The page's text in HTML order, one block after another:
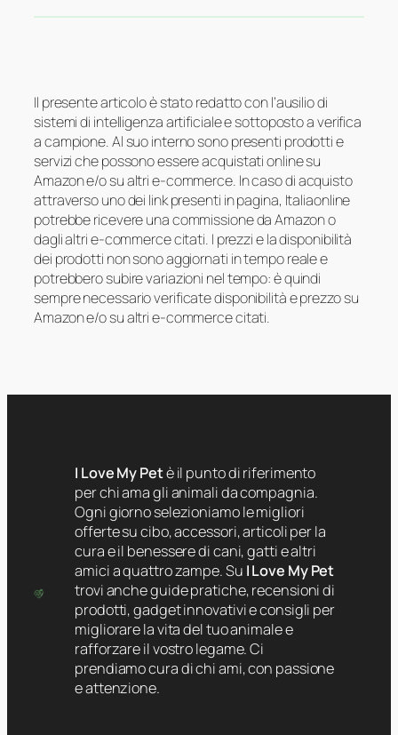
Il presente articolo è stato redatto con l’ausilio di
sistemi di intelligenza artificiale e sottoposto a verifica
a campione. Al suo interno sono presenti prodotti e
servizi che possono essere acquistati online su
Amazon e/o su altri e-commerce. In caso di acquisto
attraverso uno dei link presenti in pagina, Italiaonline
potrebbe ricevere una commissione da Amazon o
dagli altri e-commerce citati. I prezzi e la disponibilità
dei prodotti non sono aggiornati in tempo reale e
potrebbero subire variazioni nel tempo: è quindi
sempre necessario verificate disponibilità e prezzo su
Amazon e/o su altri e-commerce citati.
I Love My Petè il punto di riferimento
per chi ama gli animali da compagnia.
Ogni giorno selezioniamo le migliori
offerte su cibo, accessori, articoli per la
cura e il benessere di cani, gatti e altri
amici a quattro zampe. Su I Love My Pet
trovi anche guide pratiche, recensioni di
prodotti, gadget innovativi e consigli per
migliorare la vita del tuo animale e
rafforzare il vostro legame. Ci
prendiamo cura di chi ami, con passione
e attenzione.